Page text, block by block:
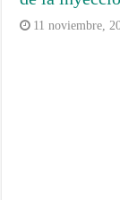
11 noviembre,